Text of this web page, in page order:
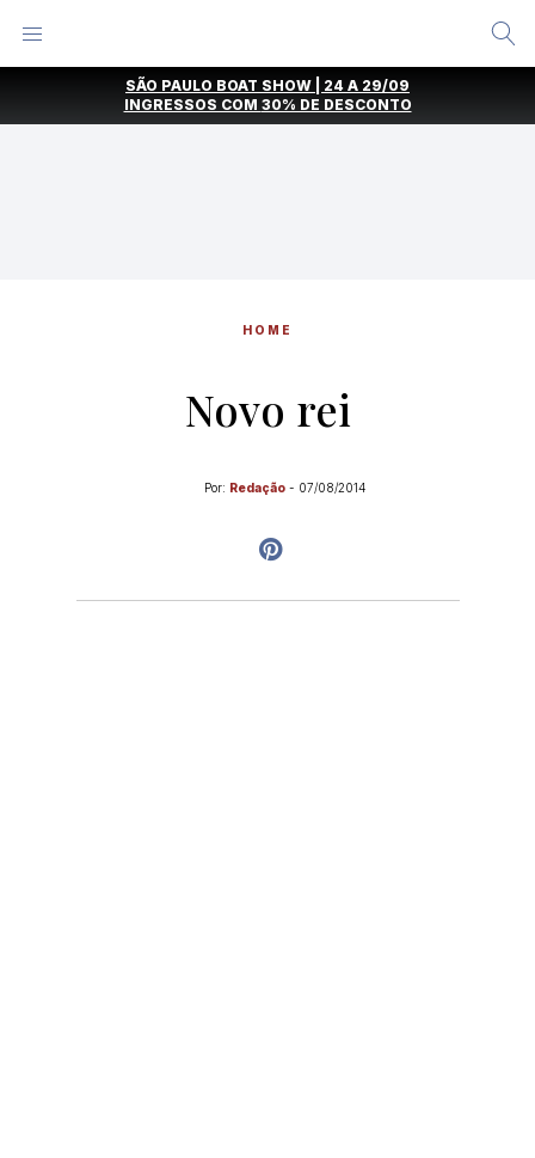
SÃO PAULO BOAT SHOW | 24 A 29/09
INGRESSOS COM 30% DE DESCONTO
HOME
Novo rei
Por: Redação - 07/08/2014